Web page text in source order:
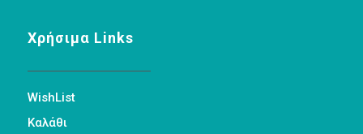
Χρήσιμα Links
WishList
Καλάθι